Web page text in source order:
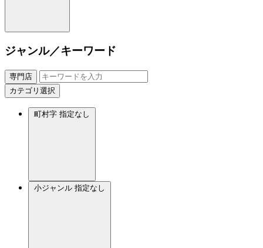
ジャンル／キーワード
専門店
カテゴリ選択
町村字 指定なし
小ジャンル 指定なし